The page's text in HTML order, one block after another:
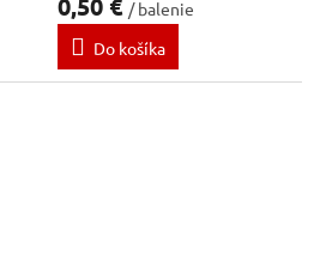
/ balenie
Do košíka